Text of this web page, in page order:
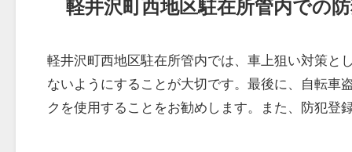
軽井沢町西地区駐在所管内での
軽井沢町西地区駐在所管内では、車上狙い対策と
ないようにすることが大切です。最後に、自転車
クを使用することをお勧めします。また、防犯登